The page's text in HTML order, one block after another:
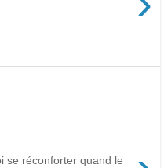
se réconforter quand le